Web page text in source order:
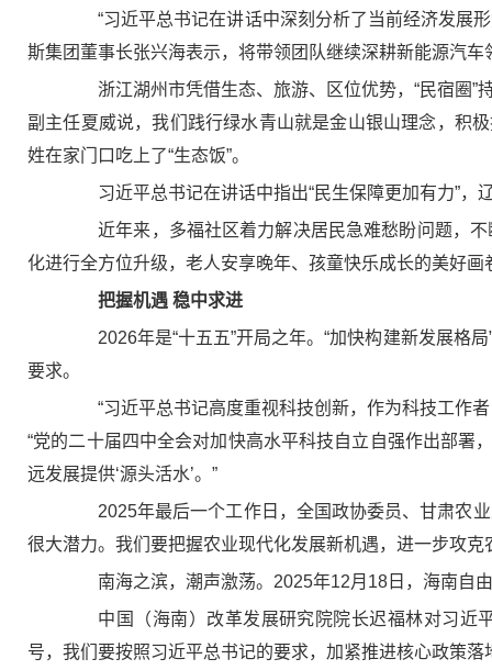
“习近平总书记在讲话中深刻分析了当前经济发展形
斯集团董事长张兴海表示，将带领团队继续深耕新能源汽
浙江湖州市凭借生态、旅游、区位优势，“民宿圈”持
副主任夏威说，我们践行绿水青山就是金山银山理念，积
姓在家门口吃上了“生态饭”。
习近平总书记在讲话中指出“民生保障更加有力”，
近年来，多福社区着力解决居民急难愁盼问题，不
化进行全方位升级，老人安享晚年、孩童快乐成长的美好
把握机遇 稳中求进
2026年是“十五五”开局之年。“加快构建新发展格局
要求。
“习近平总书记高度重视科技创新，作为科技工作者
“党的二十届四中全会对加快高水平科技自立自强作出部
远发展提供‘源头活水’。”
2025年最后一个工作日，全国政协委员、甘肃农业
很大潜力。我们要把握农业现代化发展新机遇，进一步攻
南海之滨，潮声激荡。2025年12月18日，海南自由
中国（海南）改革发展研究院院长迟福林对习近平
号，我们要按照习近平总书记的要求，加紧推进核心政策